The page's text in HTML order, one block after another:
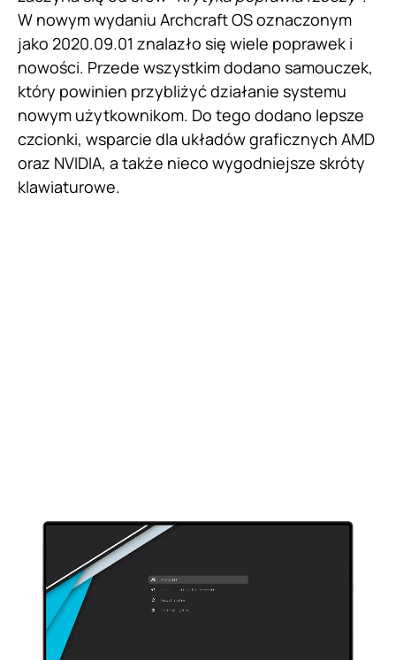
W nowym wydaniu Archcraft OS oznaczonym
jako 2020.09.01 znalazło się wiele poprawek i
nowości. Przede wszystkim dodano samouczek,
który powinien przybliżyć działanie systemu
nowym użytkownikom. Do tego dodano lepsze
czcionki, wsparcie dla układów graficznych AMD
oraz NVIDIA, a także nieco wygodniejsze skróty
klawiaturowe.